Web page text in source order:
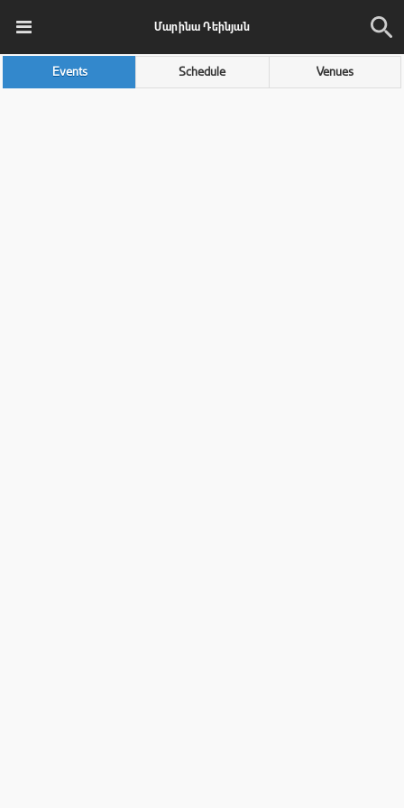
Մարինա Դեինյան
Events Schedule Venues